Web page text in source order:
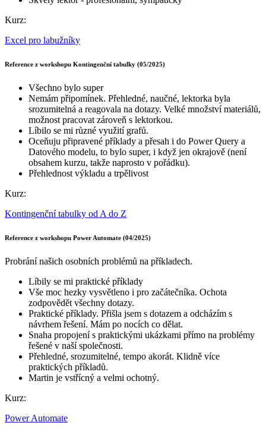
Kurz:
Excel pro labužníky
Reference z workshopu Kontingenční tabulky (05/2025)
Všechno bylo super
Nemám připomínek. Přehledné, naučné, lektorka byla
srozumitelná a reagovala na dotazy. Velké množství materiálů,
možnost pracovat zároveň s lektorkou.
Líbilo se mi různé využití grafů.
Oceňuju připravené příklady a přesah i do Power Query a
Datového modelu, to bylo super, i když jen okrajově (není
obsahem kurzu, takže naprosto v pořádku).
Přehlednost výkladu a trpělivost
Kurz:
Kontingenční tabulky od A do Z
Reference z workshopu Power Automate (04/2025)
Probrání našich osobních problémů na příkladech.
Líbily se mi praktické příklady
Vše moc hezky vysvětleno i pro začátečníka. Ochota
zodpovědět všechny dotazy.
Praktické příklady. Přišla jsem s dotazem a odcházím s
návrhem řešení. Mám po nocích co dělat.
Snaha propojení s praktickými ukázkami přímo na problémy
řešené v naší společnosti.
Přehledné, srozumitelné, tempo akorát. Klidně více
praktických příkladů.
Martin je vstřícný a velmi ochotný.
Kurz:
Power Automate